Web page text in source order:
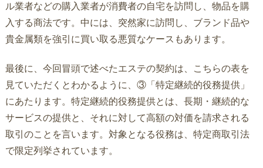
ル業者などの購入業者が消費者の自宅を訪問し、物品を購
入する商法です。中には、突然家に訪問し、ブランド品や
貴金属類を強引に買い取る悪質なケースもあります。
最後に、今回冒頭で述べたエステの契約は、こちらの表を
見ていただくとわかるように、③「特定継続的役務提供」
にあたります。特定継続的役務提供とは、長期・継続的な
サービスの提供と、それに対して高額の対価を請求される
取引のことを言います。対象となる役務は、特定商取引法
で限定列挙されています。